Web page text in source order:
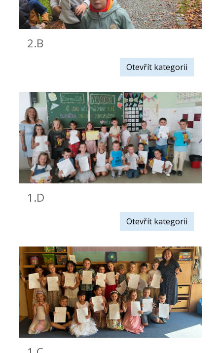
2.B
Otevřít kategorii
1.D
Otevřít kategorii